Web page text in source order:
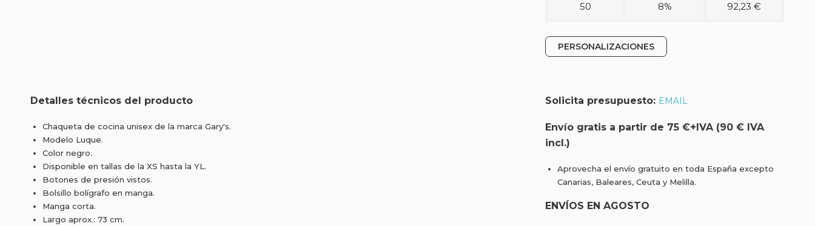
50 8% 92,23 €
PERSONALIZACIONES
Detalles técnicos del producto
Chaqueta de cocina unisex de la marca Gary's.
Modelo Luque.
Color negro.
Disponible en tallas de la XS hasta la YL.
Botones de presión vistos.
Bolsillo bolígrafo en manga.
Manga corta.
Largo aprox.: 73 cm.
Solicita presupuesto: EMAIL
Envío gratis a partir de 75 €+IVA (90 € IVA
incl.)
Aprovecha el envío gratuito en toda España excepto
Canarias, Baleares, Ceuta y Melilla.
ENVÍOS EN AGOSTO